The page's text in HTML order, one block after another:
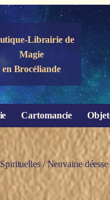
Librairie de
Magie
en Brocéliande
Cartomancie
/ Neuvaine